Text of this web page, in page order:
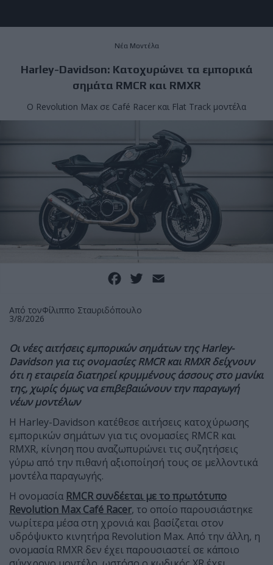
Νέα Μοντέλα
Harley-Davidson: Kατοχυρώνει τα εμπορικά
σημάτα RMCR και RMXR
Ο Revolution Max σε Café Racer και Flat Track μοντέλα
Facebook
Twitter
Από τονΦίλιππο Σταυριδόπουλο
3/8/2026
Οι νέες αιτήσεις εμπορικών σημάτων της Harley-
Davidson για τις ονομασίες RMCR και RMXR δείχνουν
ότι η εταιρεία διατηρεί κρυμμένους άσσους στο μανίκι
της, χωρίς όμως να επιβεβαιώνουν την παραγωγή
νέων μοντέλων
Η Harley-Davidson κατέθεσε αιτήσεις κατοχύρωσης
εμπορικών σημάτων για τις ονομασίες RMCR και
RMXR, κίνηση που αναζωπυρώνει τις συζητήσεις
γύρω από την πιθανή αξιοποίησή τους σε μελλοντικά
μοντέλα παραγωγής.
Η ονομασία RMCR συνδέεται με το πρωτότυπο
Revolution Max Café Racer, το οποίο παρουσιάστηκε
νωρίτερα μέσα στη χρονιά και βασίζεται στον
υδρόψυκτο κινητήρα Revolution Max. Από την άλλη, η
ονομασία RMXR δεν έχει παρουσιαστεί σε κάποιο